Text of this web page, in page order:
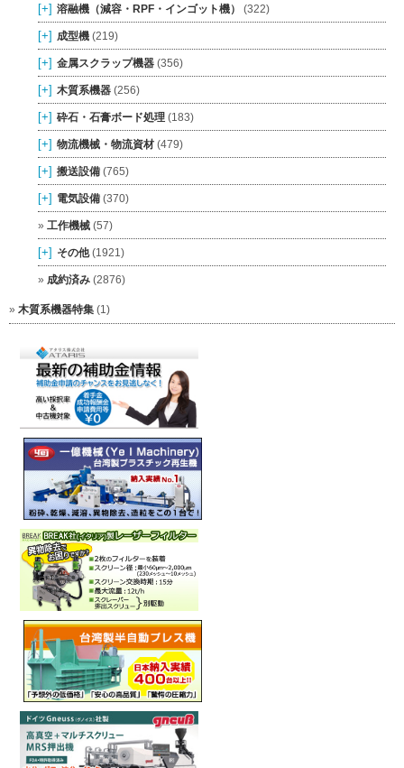
[+] 溶融機（減容・RPF・インゴット機） (322)
[+] 成型機 (219)
[+] 金属スクラップ機器 (356)
[+] 木質系機器 (256)
[+] 砕石・石膏ボード処理 (183)
[+] 物流機械・物流資材 (479)
[+] 搬送設備 (765)
[+] 電気設備 (370)
工作機械 (57)
[+] その他(1921)
成約済み (2876)
木質系機器特集 (1)